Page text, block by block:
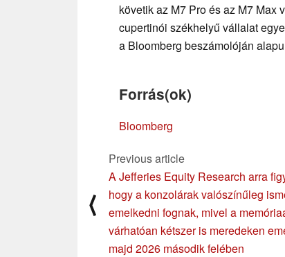
követik az M7 Pro és az M7 Max
cupertinói székhelyű vállalat
a Bloomberg beszámolóján
Forrás(ok)
Bloomberg
⟨
Previous article
A Jefferies Equity Research arra
hogy a konzolárak valószínűleg
emelkedni fognak, mivel a
várhatóan kétszer is meredeken
majd 2026 második felében